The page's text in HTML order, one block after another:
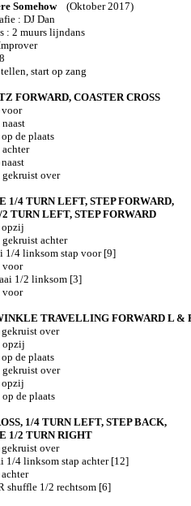
Somehow
(Oktober 2017)
: DJ Dan
: 2 muurs lijndans
start op zang
FORWARD, COASTER CROSS
voor
de plaats
achter
gekruist over
1/4 TURN LEFT, STEP FORWARD,
TURN LEFT, STEP FORWARD
opzij
gekruist achter
1/4 linksom stap voor [9]
voor
1/2 linksom [3]
voor
TRAVELLING FORWARD L &
gekruist over
opzij
de plaats
gekruist over
opzij
de plaats
1/4 TURN LEFT, STEP BACK,
1/2 TURN RIGHT
gekruist over
1/4 linksom stap achter [12]
shuffle 1/2 rechtsom [6]